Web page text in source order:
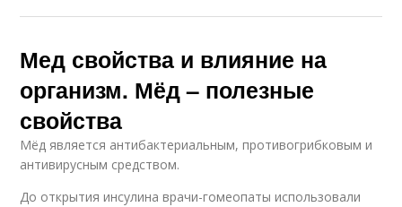
Мед свойства и влияние на
организм. Мёд – полезные
свойства
Мёд является антибактериальным, противогрибковым и
антивирусным средством.
До открытия инсулина врачи-гомеопаты использовали